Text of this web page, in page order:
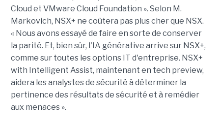
Cloud et VMware Cloud Foundation ». Selon M.
Markovich, NSX+ ne coûtera pas plus cher que NSX.
« Nous avons essayé de faire en sorte de conserver
la parité. Et, bien sûr, l'IA générative arrive sur NSX+,
comme sur toutes les options IT d'entreprise. NSX+
with Intelligent Assist, maintenant en tech preview,
aidera les analystes de sécurité à déterminer la
pertinence des résultats de sécurité et à remédier
aux menaces ».